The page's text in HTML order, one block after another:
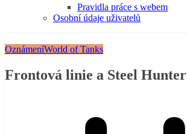
Pravidla práce s webem
Osobní údaje uživatelů
OznámeníWorld of Tanks
Frontová linie a Steel Hunter